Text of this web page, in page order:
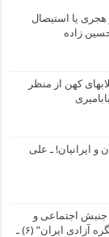
یا استیصال
زاده
کهن از منظر
ایرانیان! ـ علی
اجتماعی و
بررسی “نکثر” در پروژه ای به نام “کنگره آزادی ایران” (۶) ـ